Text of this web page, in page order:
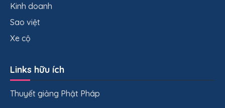
Kinh doanh
Sao việt
Xe cộ
Links hữu ích
Thuyết giảng Phật Pháp